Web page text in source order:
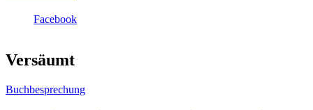
Facebook
Versäumt
Buchbesprechung